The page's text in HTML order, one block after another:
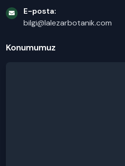
E-posta:
bilgi@lalezarbotanik.com
Konumumuz